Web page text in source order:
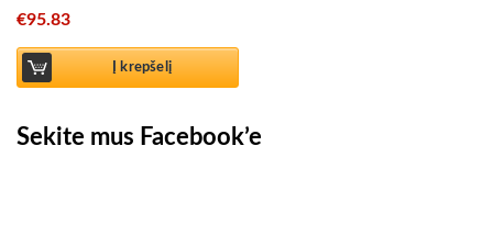
€95.83
Į krepšelį
Sekite mus Facebook’e